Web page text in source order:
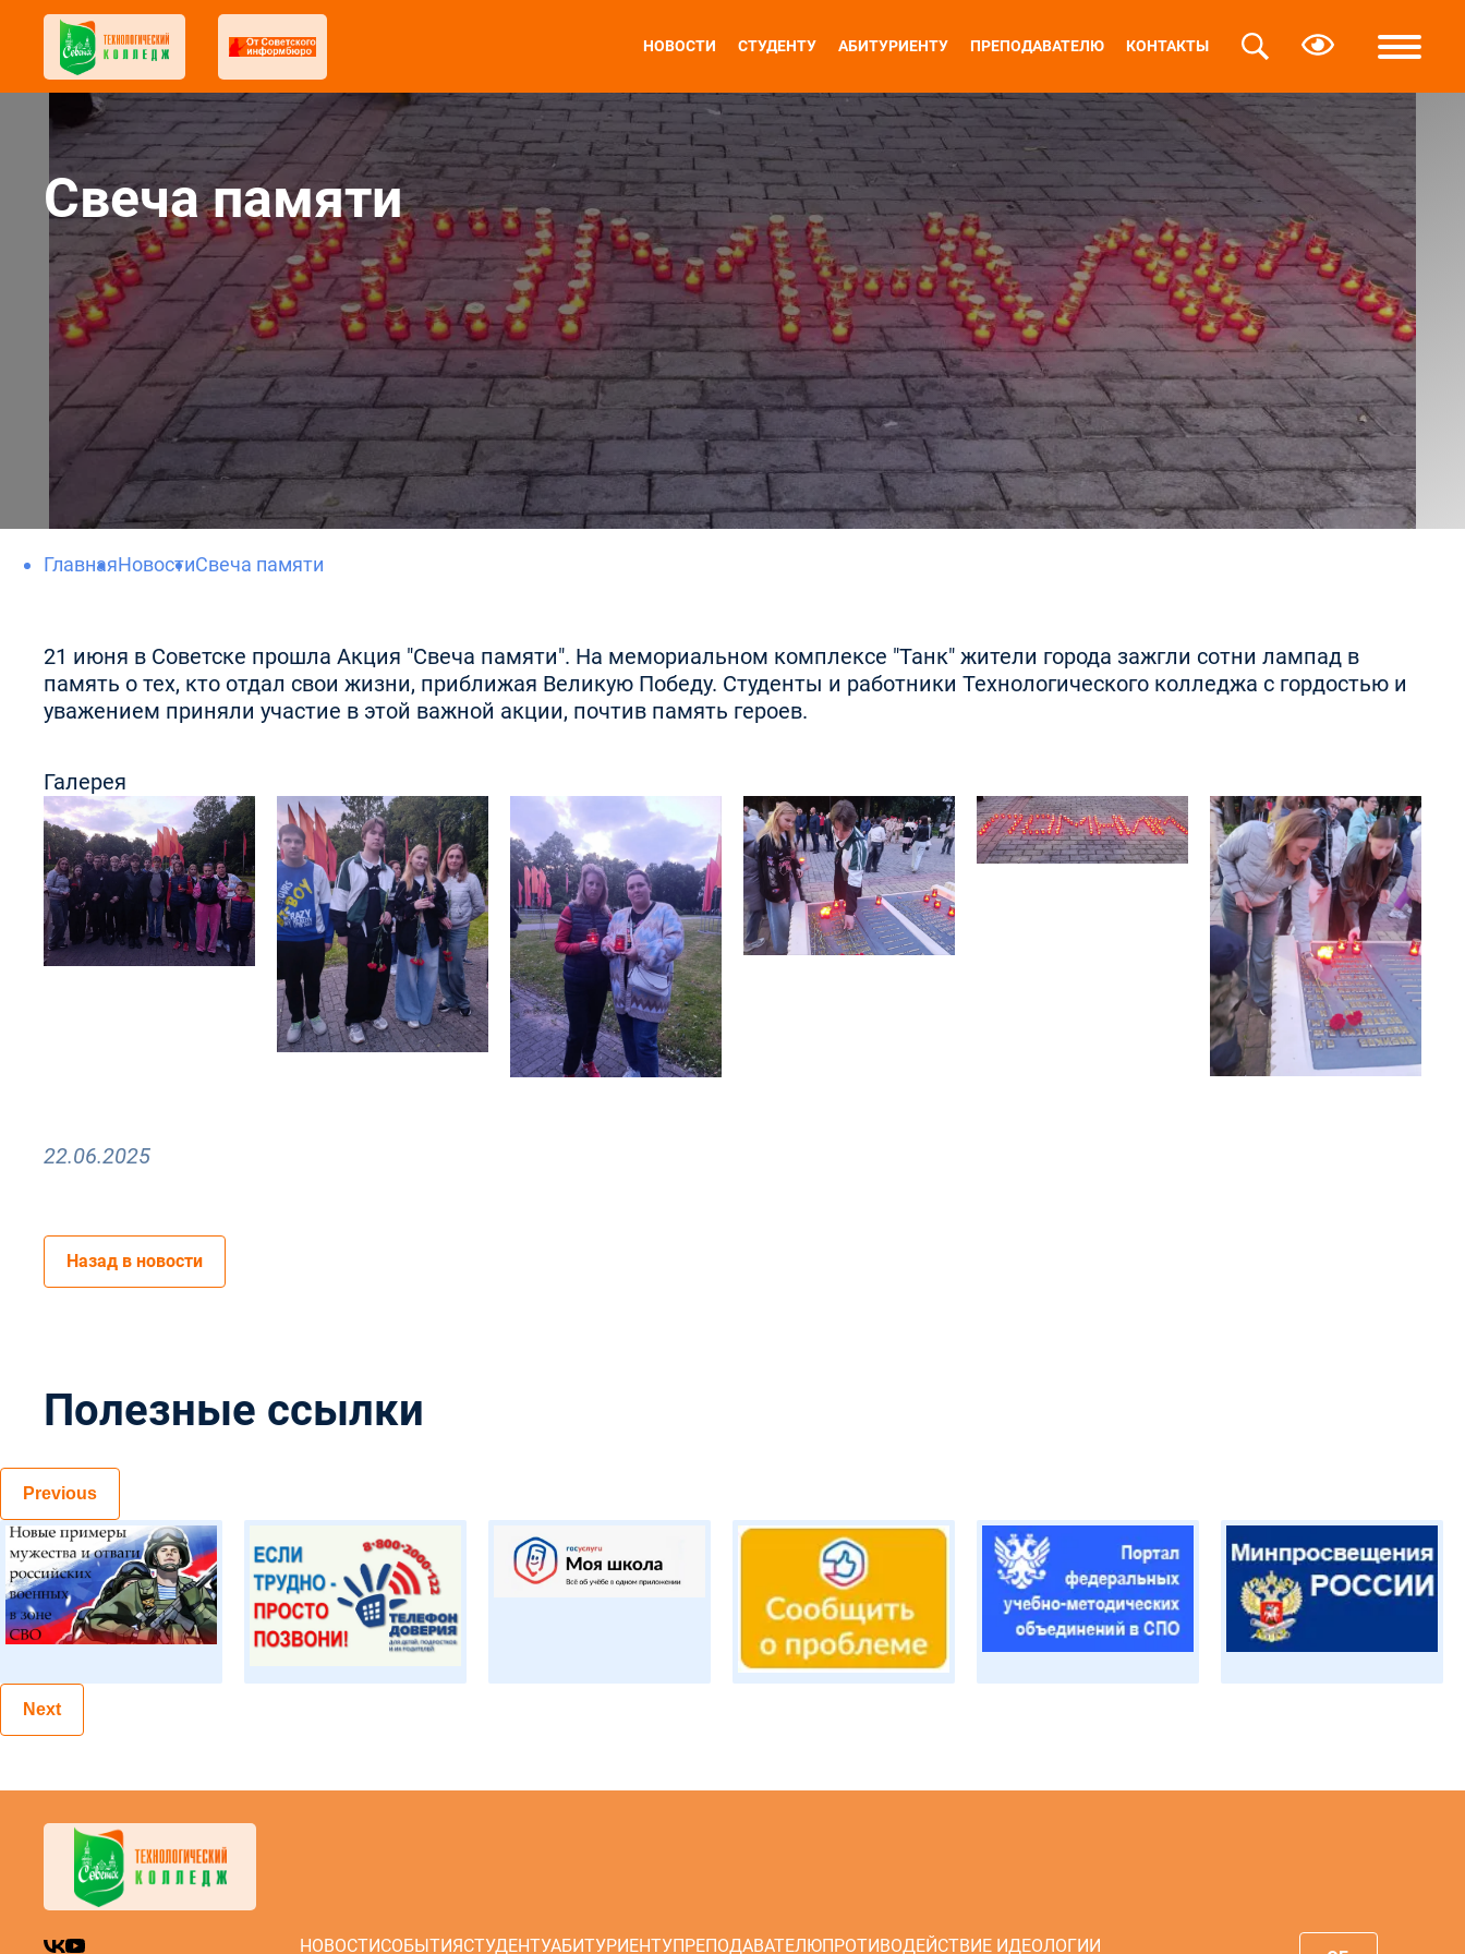
НОВОСТИ СТУДЕНТУ АБИТУРИЕНТУ ПРЕПОДАВАТЕЛЮ КОНТАКТЫ
Свеча памяти
ГлавнаяНовостиСвеча памяти
21 июня в Советске прошла Акция "Свеча памяти". На мемориальном комплексе "Танк" жители города зажгли сотни лампад в
память о тех, кто отдал свои жизни, приближая Великую Победу. Студенты и работники Технологического колледжа с гордостью и
уважением приняли участие в этой важной акции, почтив память героев.
Галерея
22.06.2025
Назад в новости
Полезные ссылки
Previous
Next
НОВОСТИСОБЫТИЯСТУДЕНТУАБИТУРИЕНТУПРЕПОДАВАТЕЛЮПРОТИВОДЕЙСТВИЕ ИДЕОЛОГИИ